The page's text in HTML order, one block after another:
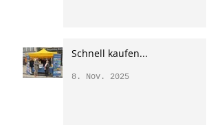
Schnell kaufen...
8. Nov. 2025